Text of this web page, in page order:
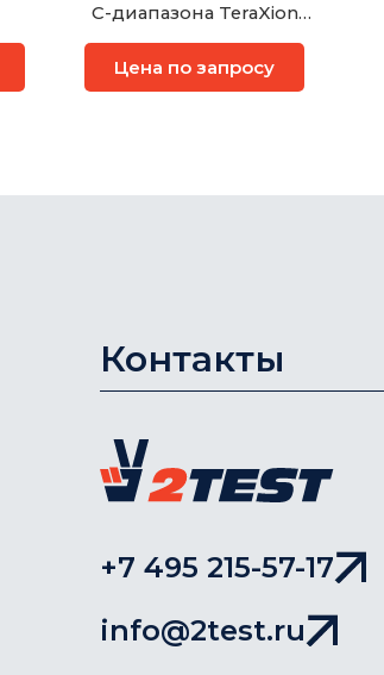
C-диапазона TeraXion
TFC
Цена по запросу
Контакты
+7 495 215-57-17
info@2test.ru